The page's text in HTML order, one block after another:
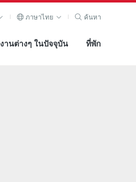
ภาษาไทย ค้นหา
งานต่างๆ ในปัจจุบัน ที่พัก